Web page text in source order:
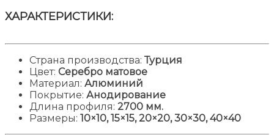
ХАРАКТЕРИСТИКИ:
Страна производства: Турция
Цвет: Серебро матовое
Материал: Алюминий
Покрытие: Анодирование
Длина профиля: 2700 мм.
Размеры: 10×10, 15×15, 20×20, 30×30, 40×40